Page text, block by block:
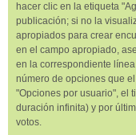
hacer clic en la etiqueta
publicación; si no la
apropiados para crear
en el campo apropiado,
en la correspondiente
número de opciones que
"Opciones por usuario", el
duración infinita) y por
votos.